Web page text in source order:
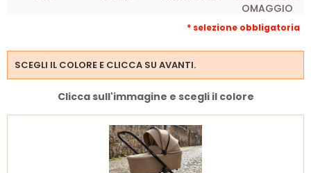
è la soluzione completa e sostenibile per i futuri
sicurezza e comfort al neonato con un unico acquisto
OMAGGIO
* selezione obbligatoria
SCEGLI IL COLORE E CLICCA SU AVANTI.
Clicca sull'immagine e scegli il colore